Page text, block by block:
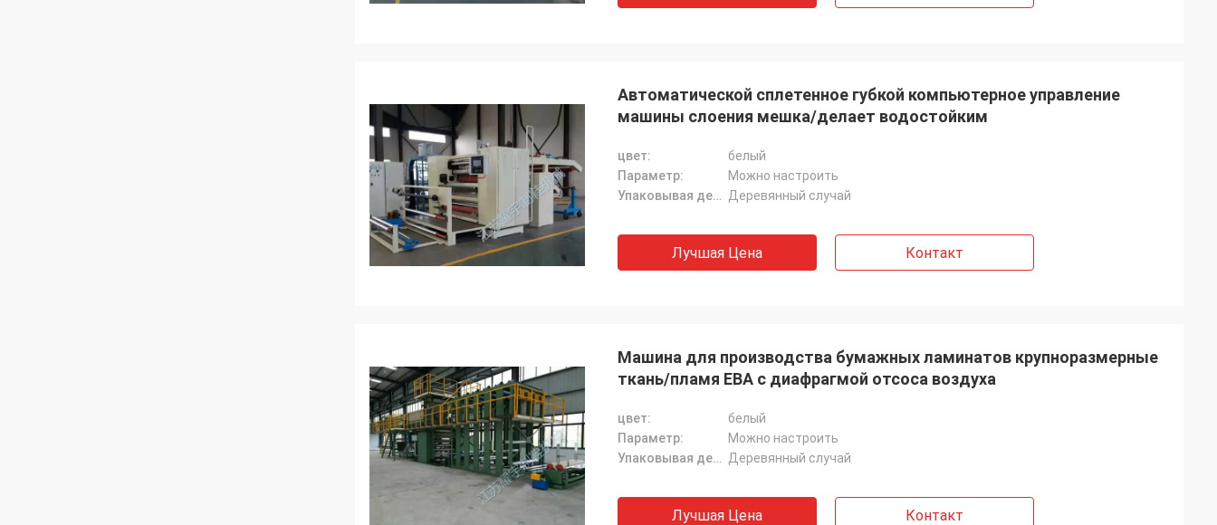
Автоматической сплетенное губкой компьютерное управление
машины слоения мешка/делает водостойким
цвет:
белый
Параметр:
Можно настроить
Упаковывая детали: Деревянный случай
Лучшая Цена Контакт
Машина для производства бумажных ламинатов крупноразмерные
ткань/пламя ЕВА с диафрагмой отсоса воздуха
цвет:
белый
Параметр:
Можно настроить
Упаковывая детали: Деревянный случай
Лучшая Цена Контакт